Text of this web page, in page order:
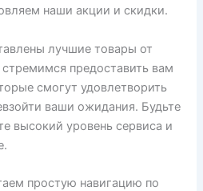
наши акции и скидки.
лучшие товары от
предоставить вам
смогут удовлетворить
ваши ожидания. Будьте
высокий уровень сервиса и
простую навигацию по